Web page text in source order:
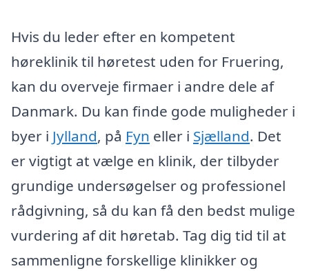
Hvis du leder efter en kompetent
høreklinik til høretest uden for Fruering,
kan du overveje firmaer i andre dele af
Danmark. Du kan finde gode muligheder i
byer i Jylland, på Fyn eller i Sjælland. Det
er vigtigt at vælge en klinik, der tilbyder
grundige undersøgelser og professionel
rådgivning, så du kan få den bedst mulige
vurdering af dit høretab. Tag dig tid til at
sammenligne forskellige klinikker og